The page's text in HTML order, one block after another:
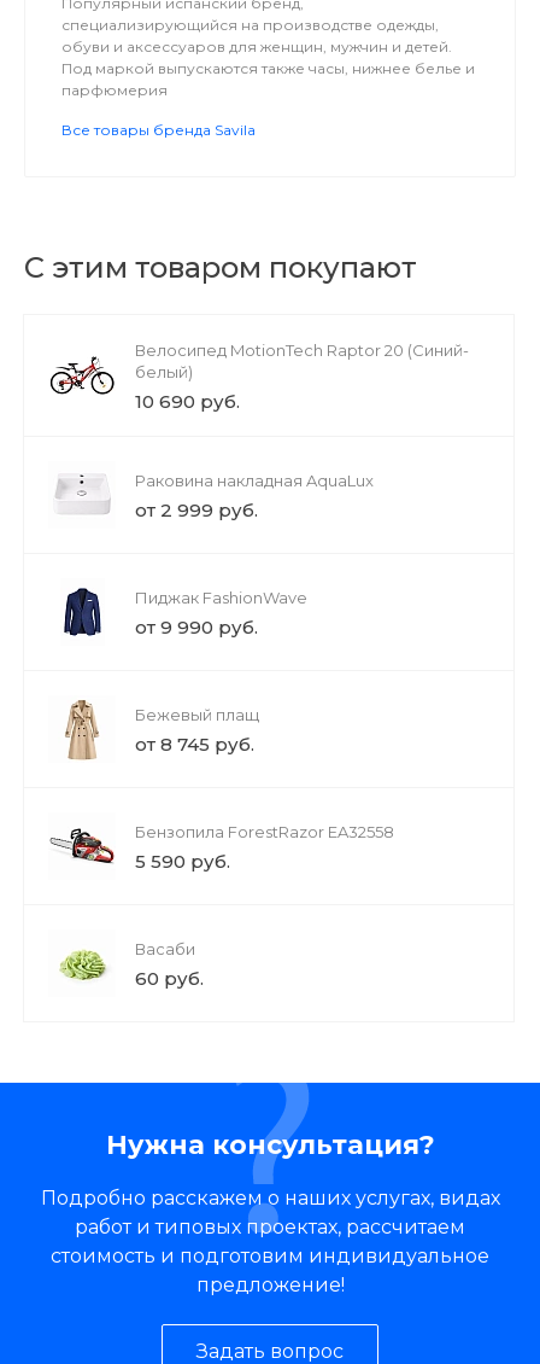
специализирующийся на производстве одежды,
обуви и аксессуаров для женщин, мужчин и детей.
Под маркой выпускаются также часы, нижнее белье и
парфюмерия
Все товары бренда Savila
С этим товаром покупают
Велосипед MotionTech Raptor 20 (Синий-
белый)
10 690 руб.
Раковина накладная AquaLux
от 2 999 руб.
Пиджак FashionWave
от 9 990 руб.
Бежевый плащ
от 8 745 руб.
Бензопила ForestRazor EA32558
5 590 руб.
Васаби
60 руб.
Нужна консультация?
Подробно расскажем о наших услугах, видах
работ и типовых проектах, рассчитаем
стоимость и подготовим индивидуальное
предложение!
Задать вопрос